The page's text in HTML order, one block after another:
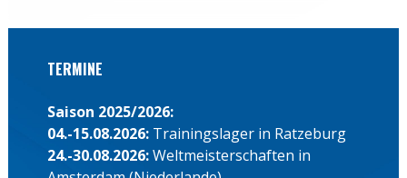
TERMINE
Saison 2025/2026:
04.-15.08.2026: Trainingslager in Ratzeburg
24.-30.08.2026:Weltmeisterschaften in